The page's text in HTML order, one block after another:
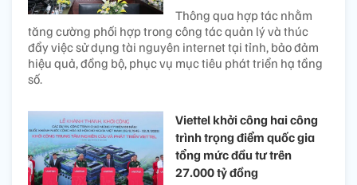
Thông qua hợp tác nhằm
tăng cường phối hợp trong công tác quản lý và thúc
đẩy việc sử dụng tài nguyên internet tại tỉnh, bảo đảm
hiệu quả, đồng bộ, phục vụ mục tiêu phát triển hạ tầng
số.
Viettel khởi công hai công
trình trọng điểm quốc gia
tổng mức đầu tư trên
27.000 tỷ đồng